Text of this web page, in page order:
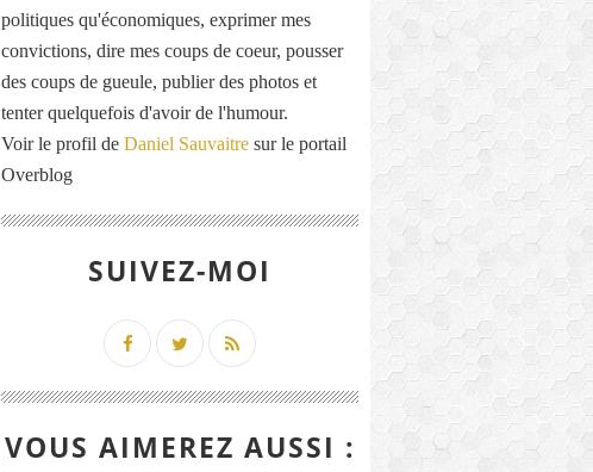
politiques qu'économiques, exprimer mes
convictions, dire mes coups de coeur, pousser
des coups de gueule, publier des photos et
tenter quelquefois d'avoir de l'humour.
Voir le profil de Daniel Sauvaitre sur le portail
Overblog
SUIVEZ-MOI
VOUS AIMEREZ AUSSI :